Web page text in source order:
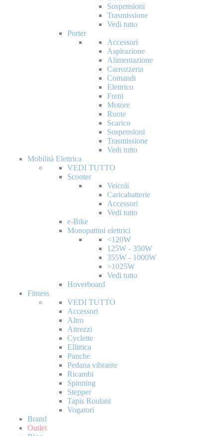
Sospensioni
Trasmissione
Vedi tutto
Porter
Accessori
Aspirazione
Alimentazione
Carrozzeria
Comandi
Elettrico
Freni
Motore
Ruote
Scarico
Sospensioni
Trasmissione
Vedi tutto
Mobilità Elettrica
VEDI TUTTO
Scooter
Veicoli
Caricabatterie
Accessori
Vedi tutto
e-Bike
Monopattini elettrici
<120W
125W - 350W
355W - 1000W
>1025W
Vedi tutto
Hoverboard
Fitness
VEDI TUTTO
Accessori
Altro
Attrezzi
Cyclette
Ellittica
Panche
Pedana vibrante
Ricambi
Spinning
Stepper
Tapis Roulant
Vogatori
Brand
Outlet